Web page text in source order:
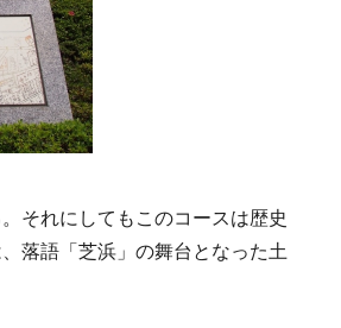
それにしてもこのコースは歴史
落語「芝浜」の舞台となった土